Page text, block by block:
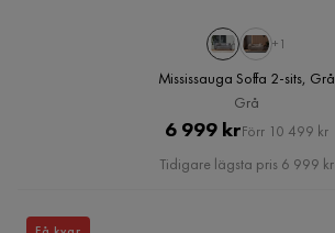
+1
Mississauga Soffa 2-sits, Grå
Grå
Pris
6 999 krOriginal
Pris
Förr 10 499 kr
Tidigare lägsta pris 6 999 kr